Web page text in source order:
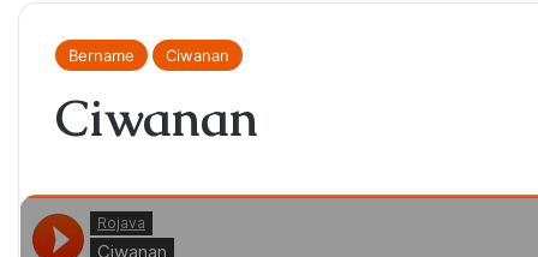
Bername Ciwanan
Ciwanan